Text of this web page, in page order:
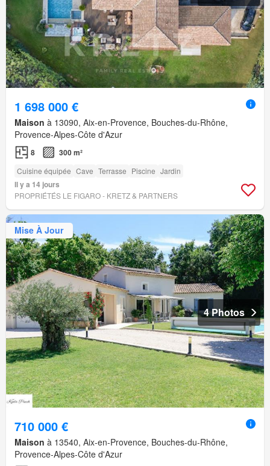
1 698 000 €
Maison à 13090, Aix-en-Provence, Bouches-du-Rhône,
Provence-Alpes-Côte d'Azur
8 300 m²
Cuisine équipée Cave Terrasse Piscine Jardin
Il y a 14 jours
PROPRIÉTÉS LE FIGARO - KRETZ & PARTNERS
Mise À Jour
4 Photos
710 000 €
Maison à 13540, Aix-en-Provence, Bouches-du-Rhône,
Provence-Alpes-Côte d'Azur